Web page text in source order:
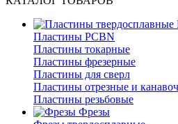
Пластины PCBN
Пластины токарные
Пластины фрезерные
Пластины для сверл
Пластины отрезные и
Пластины резьбовые
Фрезы